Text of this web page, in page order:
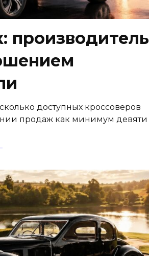
производитель
доступных кроссоверов
продаж как минимум девяти